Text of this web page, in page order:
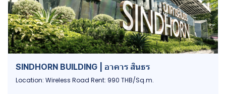
SINDHORN BUILDING | อาคาร สินธร
Location: Wireless Road Rent: 990 THB/Sq.m.